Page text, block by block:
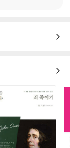
운 시대를 열어갈 성
으로 침례교인 교회